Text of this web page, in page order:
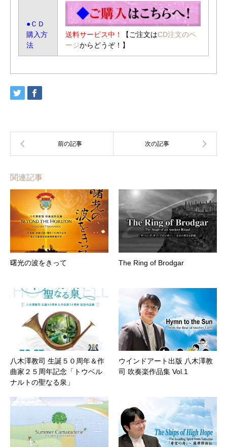
●ＣＤ
購入方
法
送料サービス中！ 【ご注文はCD注文のペ
ージからどうぞ！】
関連記事
曙光の波をきって The Ring of Brodgar
八木澤教司 生誕５０周年＆作
曲家２５周年記念「トウベル
ナルトの聖なる泉」
ウインドアート出版 八木澤教
司 吹奏楽作品集 Vol.1